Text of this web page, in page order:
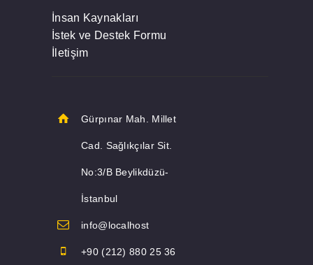
İnsan Kaynakları
İstek ve Destek Formu
İletişim
Gürpınar Mah. Millet
Cad. Sağlıkçılar Sit.
No:3/B Beylikdüzü-
İstanbul
info@localhost
+90 (212) 880 25 36